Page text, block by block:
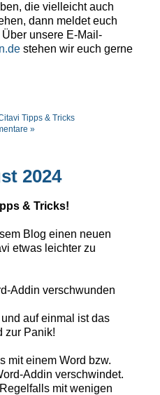
die vielleicht auch
dann meldet euch
unsere E-Mail-
stehen wir euch gerne
Tipps & Tricks
»
2024
& Tricks!
Blog einen neuen
etwas leichter zu
Addin verschwunden
auf einmal ist das
zur Panik!
mit einem Word bzw.
Addin verschwindet.
mit wenigen